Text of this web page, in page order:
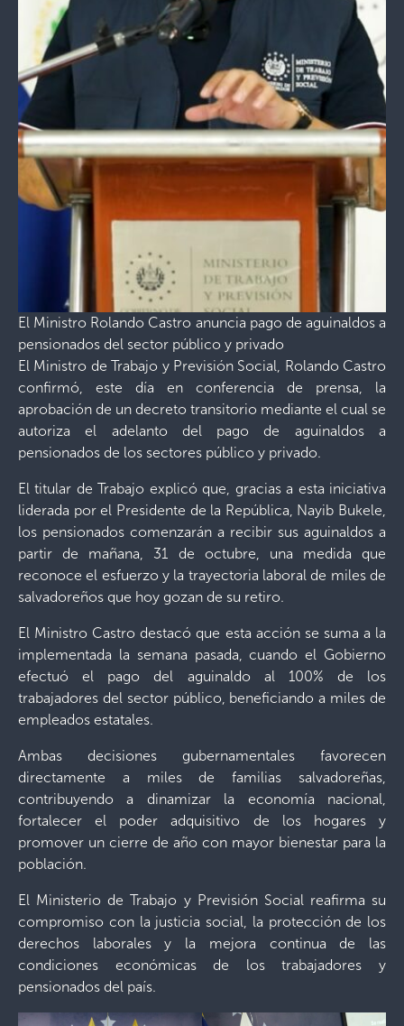
El Ministro Rolando Castro anuncia pago de aguinaldos a
pensionados del sector público y privado
El Ministro de Trabajo y Previsión Social, Rolando Castro
confirmó, este día en conferencia de prensa, la
aprobación de un decreto transitorio mediante el cual se
autoriza el adelanto del pago de aguinaldos a
pensionados de los sectores público y privado.
El titular de Trabajo explicó que, gracias a esta iniciativa
liderada por el Presidente de la República, Nayib Bukele,
los pensionados comenzarán a recibir sus aguinaldos a
partir de mañana, 31 de octubre, una medida que
reconoce el esfuerzo y la trayectoria laboral de miles de
salvadoreños que hoy gozan de su retiro.
El Ministro Castro destacó que esta acción se suma a la
implementada la semana pasada, cuando el Gobierno
efectuó el pago del aguinaldo al 100% de los
trabajadores del sector público, beneficiando a miles de
empleados estatales.
Ambas decisiones gubernamentales favorecen
directamente a miles de familias salvadoreñas,
contribuyendo a dinamizar la economía nacional,
fortalecer el poder adquisitivo de los hogares y
promover un cierre de año con mayor bienestar para la
población.
El Ministerio de Trabajo y Previsión Social reafirma su
compromiso con la justicia social, la protección de los
derechos laborales y la mejora continua de las
condiciones económicas de los trabajadores y
pensionados del país.